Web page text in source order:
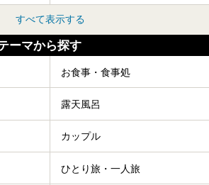
すべて表示する
ーマから探す
お食事・食事処
露天風呂
カップル
ひとり旅・一人旅